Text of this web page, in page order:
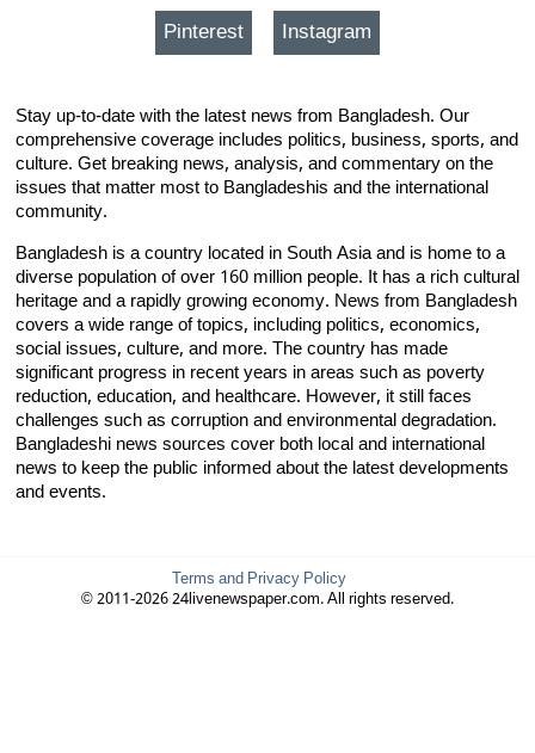
Pinterest Instagram
Stay up-to-date with the latest news from Bangladesh. Our
comprehensive coverage includes politics, business, sports, and
culture. Get breaking news, analysis, and commentary on the
issues that matter most to Bangladeshis and the international
community.
Bangladesh is a country located in South Asia and is home to a
diverse population of over 160 million people. It has a rich cultural
heritage and a rapidly growing economy. News from Bangladesh
covers a wide range of topics, including politics, economics,
social issues, culture, and more. The country has made
significant progress in recent years in areas such as poverty
reduction, education, and healthcare. However, it still faces
challenges such as corruption and environmental degradation.
Bangladeshi news sources cover both local and international
news to keep the public informed about the latest developments
and events.
Terms and Privacy Policy
© 2011-2026 24livenewspaper.com. All rights reserved.